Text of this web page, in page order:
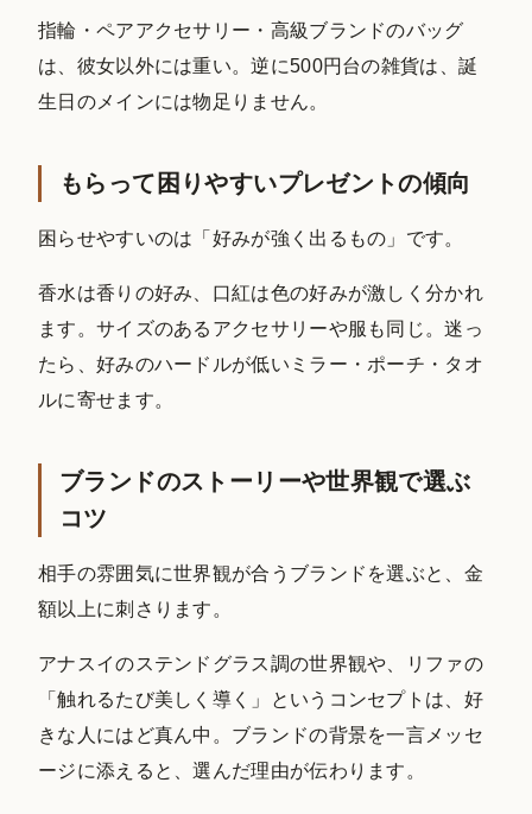
指輪・ペアアクセサリー・高級ブランドのバッグ
は、彼女以外には重い。逆に500円台の雑貨は、誕
生日のメインには物足りません。
もらって困りやすいプレゼントの傾向
困らせやすいのは「好みが強く出るもの」です。
香水は香りの好み、口紅は色の好みが激しく分かれ
ます。サイズのあるアクセサリーや服も同じ。迷っ
たら、好みのハードルが低いミラー・ポーチ・タオ
ルに寄せます。
ブランドのストーリーや世界観で選ぶ
コツ
相手の雰囲気に世界観が合うブランドを選ぶと、金
額以上に刺さります。
アナスイのステンドグラス調の世界観や、リファの
「触れるたび美しく導く」というコンセプトは、好
きな人にはど真ん中。ブランドの背景を一言メッセ
ージに添えると、選んだ理由が伝わります。